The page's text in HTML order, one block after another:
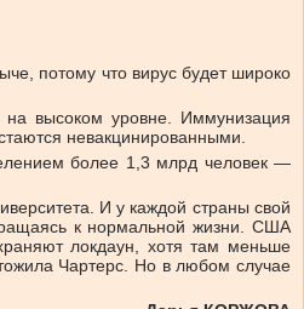
потому что вирус будет широко
высоком уровне. Иммунизация
невакцинированными.
более 1,3 млрд человек —
И у каждой страны свой
к нормальной жизни. США
локдаун, хотя там меньше
Чартерс. Но в любом случае